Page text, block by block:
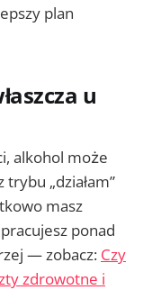
plan
u
alkohol może
„działam”
masz
ponad
— zobacz: Czy
zdrowotne i